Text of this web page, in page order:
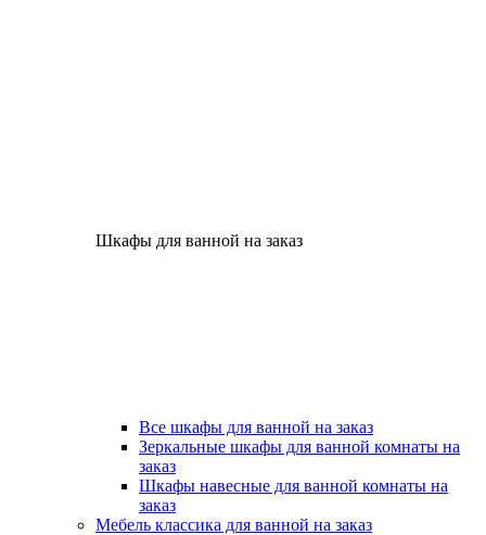
Шкафы для ванной на заказ
Все шкафы для ванной на заказ
Зеркальные шкафы для ванной комнаты на
заказ
Шкафы навесные для ванной комнаты на
заказ
Мебель классика для ванной на заказ